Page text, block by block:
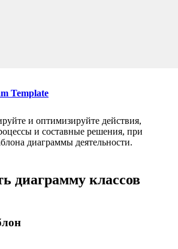
Template
и оптимизируйте действия,
и составные решения, при
диаграммы деятельности.
диаграмму классов